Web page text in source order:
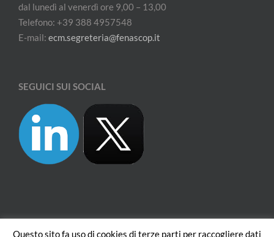
dal lunedì al venerdì ore 9,00 – 13,00
Telefono: +39 388 4957548
E-mail: ecm.segreteria@fenascop.it
SEGUICI SUI SOCIAL
Questo sito fa uso di cookies di terze parti per raccogliere dati